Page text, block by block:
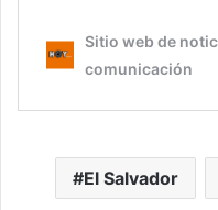
El Salvador